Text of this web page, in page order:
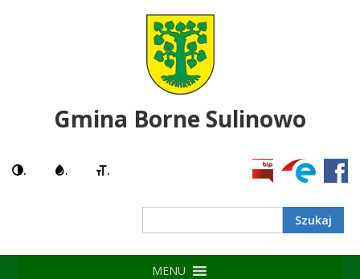
Gmina Borne Sulinowo
. . .
MENU